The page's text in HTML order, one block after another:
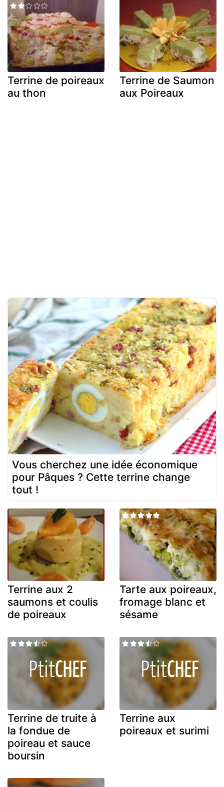
Terrine de poireaux
au thon
Terrine de Saumon
aux Poireaux
Vous cherchez une idée économique
pour Pâques ? Cette terrine change
tout !
Terrine aux 2
saumons et coulis
de poireaux
Tarte aux poireaux,
fromage blanc et
sésame
Terrine de truite à
la fondue de
poireau et sauce
boursin
Terrine aux
poireaux et surimi